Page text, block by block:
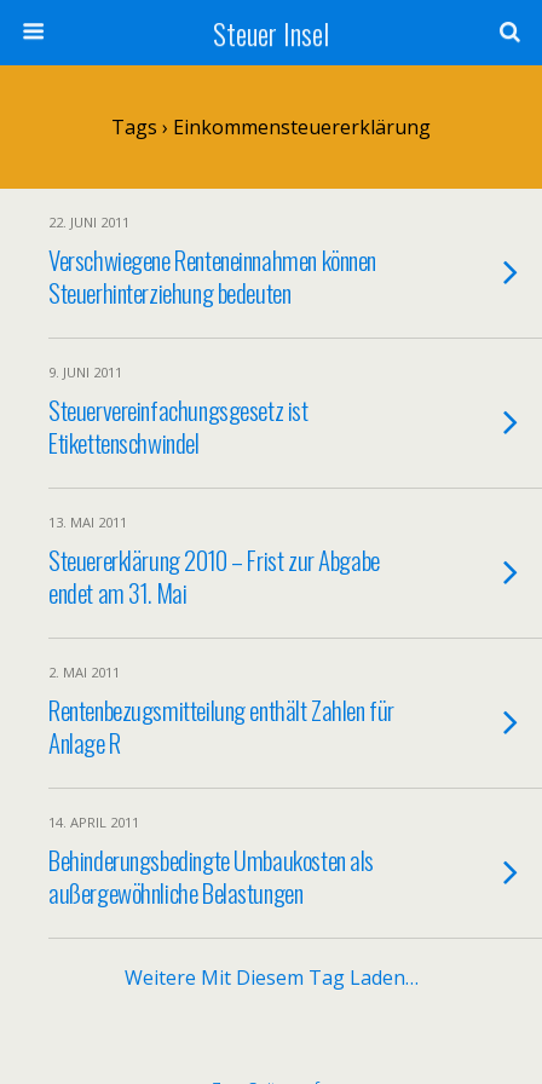
Steuer Insel
Tags › Einkommensteuererklärung
22. JUNI 2011
Verschwiegene Renteneinnahmen können
Steuerhinterziehung bedeuten
9. JUNI 2011
Steuervereinfachungsgesetz ist
Etikettenschwindel
13. MAI 2011
Steuererklärung 2010 – Frist zur Abgabe
endet am 31. Mai
2. MAI 2011
Rentenbezugsmitteilung enthält Zahlen für
Anlage R
14. APRIL 2011
Behinderungsbedingte Umbaukosten als
außergewöhnliche Belastungen
Weitere Mit Diesem Tag Laden…